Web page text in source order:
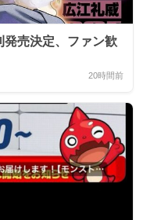
発売決定、ファン歓
20時間前